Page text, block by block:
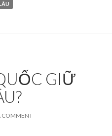
GIỮ
COMMENT